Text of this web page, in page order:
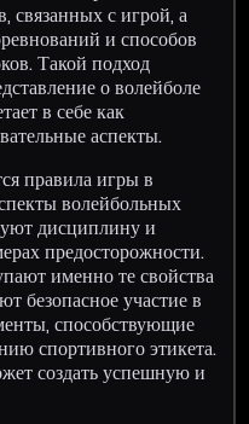
связанных с игрой, а
и способов
Такой подход
о волейболе
в себе как
аспекты.
правила игры в
волейбольных
дисциплину и
предосторожности.
именно те свойства
безопасное участие в
способствующие
спортивного этикета.
создать успешную и